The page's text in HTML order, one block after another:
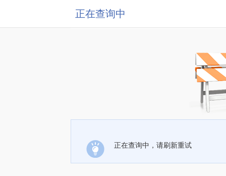
正在查询中
正在查询中，请刷新重试